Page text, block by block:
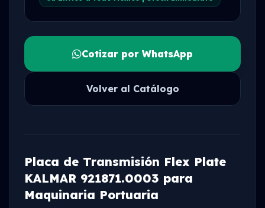
Cotizar por WhatsApp
Volver al Catálogo
Placa de Transmisión Flex Plate
KALMAR 921871.0003 para
Maquinaria Portuaria